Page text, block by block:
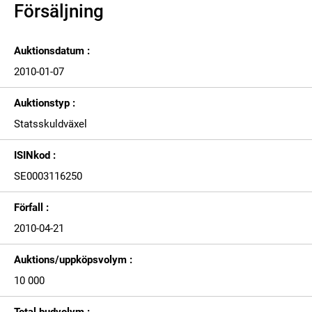
Försäljning
Auktionsdatum :
2010-01-07
Auktionstyp :
Statsskuldväxel
ISINkod :
SE0003116250
Förfall :
2010-04-21
Auktions/uppköpsvolym :
10 000